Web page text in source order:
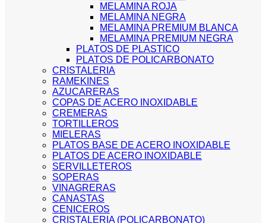
MELAMINA ROJA
MELAMINA NEGRA
MELAMINA PREMIUM BLANCA
MELAMINA PREMIUM NEGRA
PLATOS DE PLASTICO
PLATOS DE POLICARBONATO
CRISTALERIA
RAMEKINES
AZUCARERAS
COPAS DE ACERO INOXIDABLE
CREMERAS
TORTILLEROS
MIELERAS
PLATOS BASE DE ACERO INOXIDABLE
PLATOS DE ACERO INOXIDABLE
SERVILLETEROS
SOPERAS
VINAGRERAS
CANASTAS
CENICEROS
CRISTALERIA (POLICARBONATO)